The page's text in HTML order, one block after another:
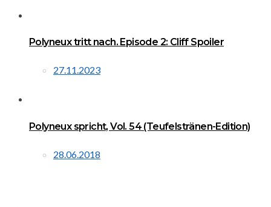
Polyneux tritt nach. Episode 2: Cliff Spoiler
27.11.2023
Polyneux spricht, Vol. 54 (Teufelstränen-Edition)
28.06.2018